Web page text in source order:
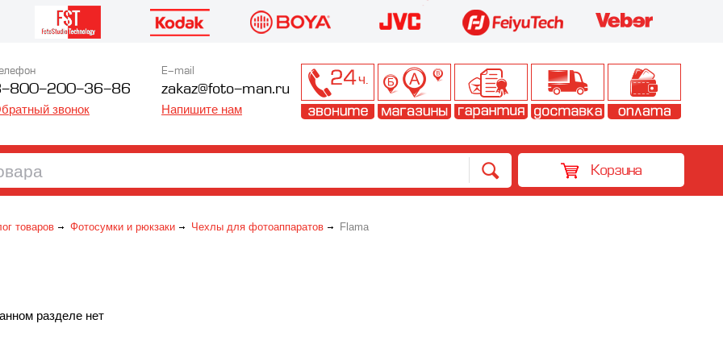
800-200-36-86
звонок
E-mail
zakaz@foto-man.ru
Напишите нам
Корзина
товаров Фотосумки и рюкзаки Чехлы для фотоаппаратов Flama
разделе нет